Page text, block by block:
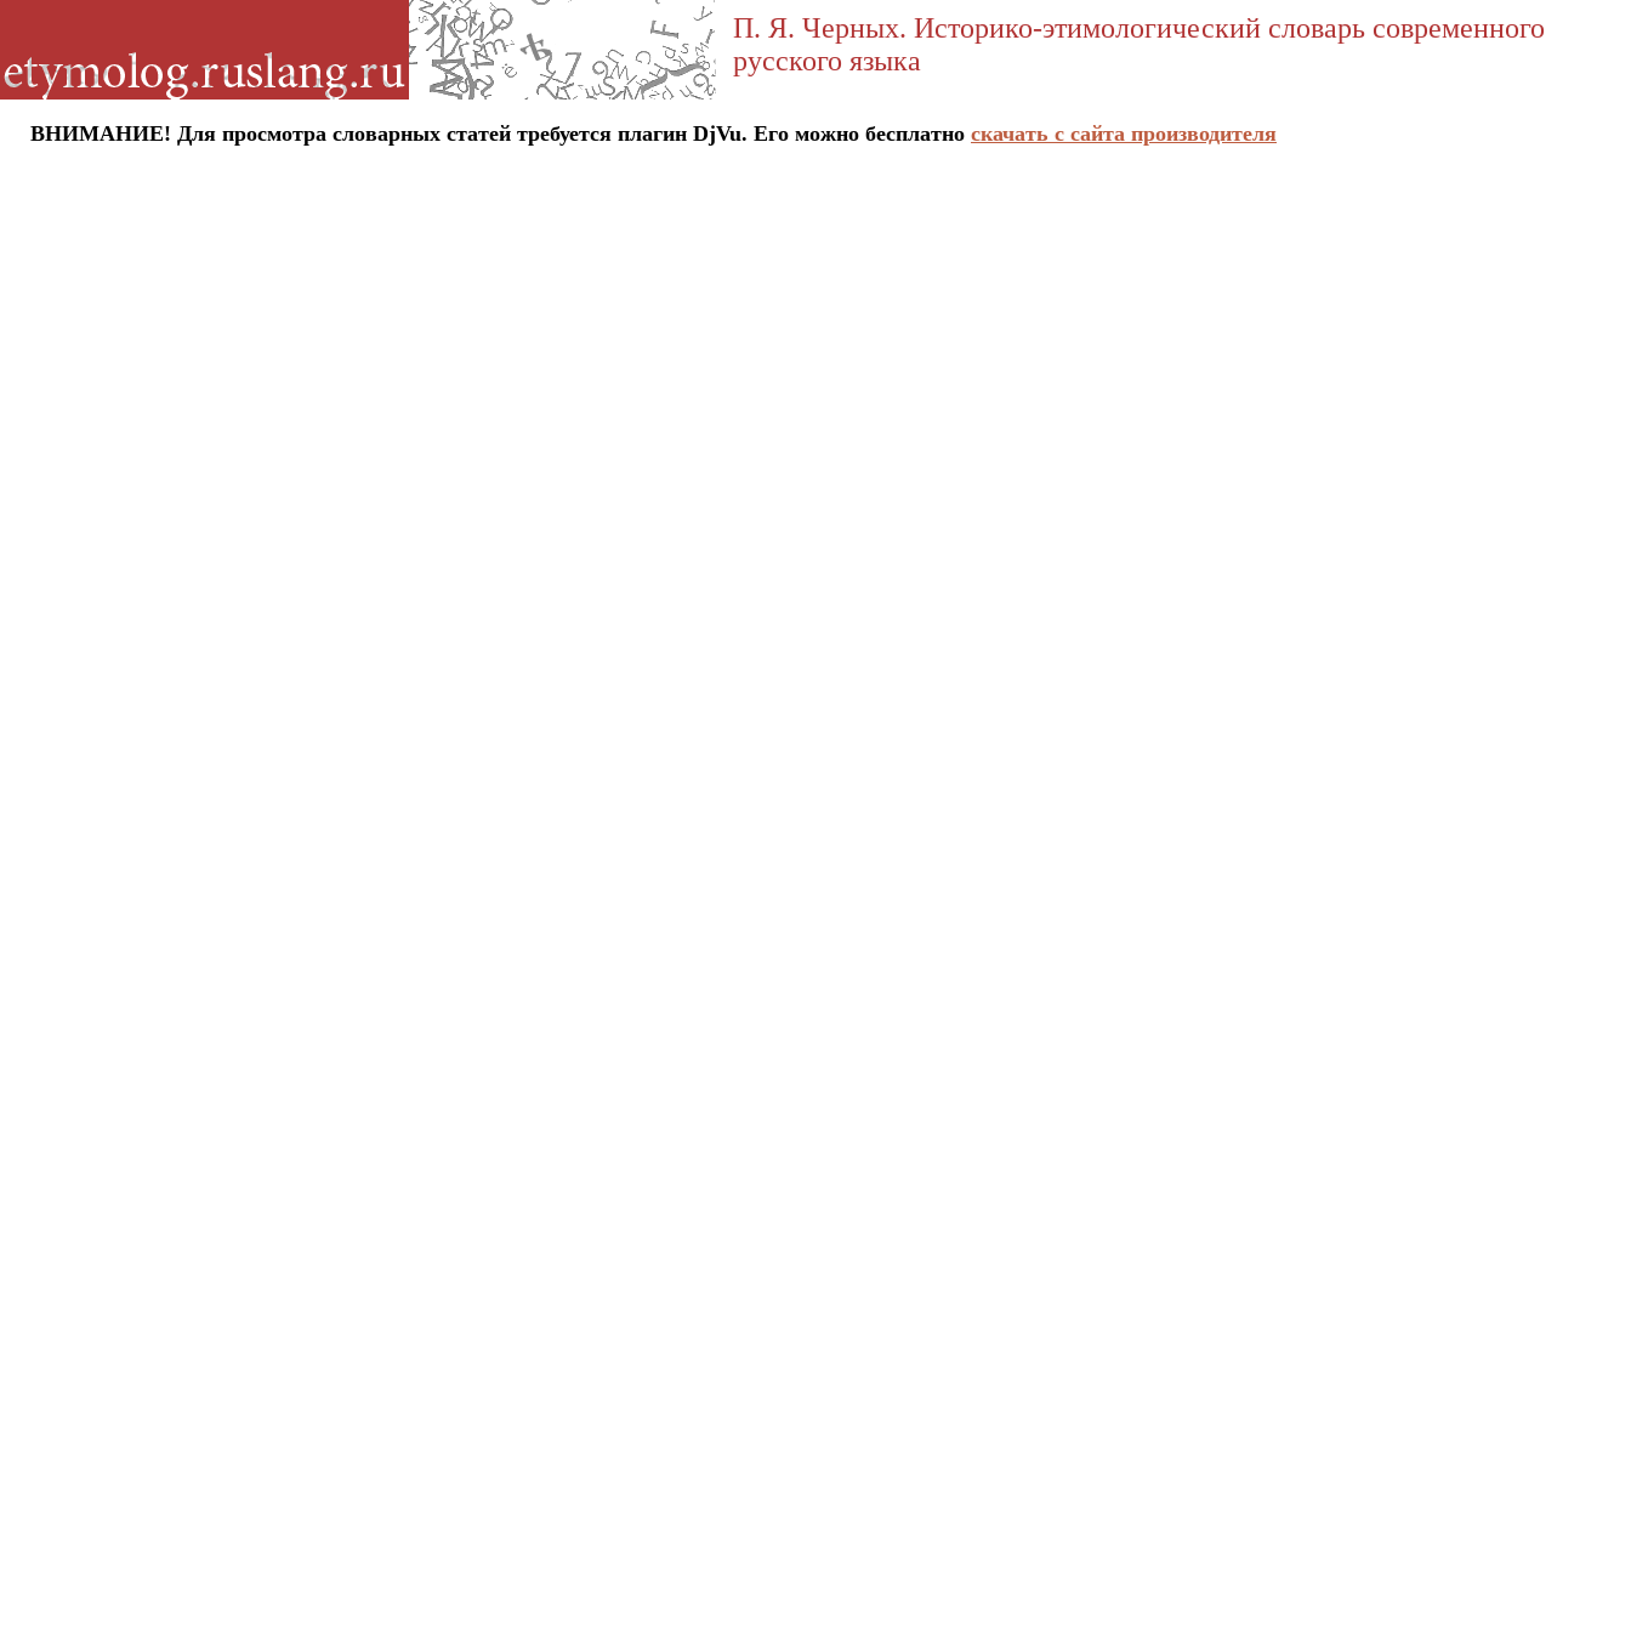
П. Я. Черных. Историко-этимологический словарь современного
русского языка
ВНИМАНИЕ! Для просмотра словарных статей требуется плагин DjVu. Его можно бесплатно скачать с сайта производителя